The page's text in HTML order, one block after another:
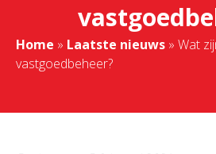
Home » Laatste nieuws » Wat
vastgoedbeheer?